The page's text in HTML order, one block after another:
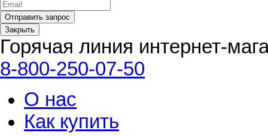
Закрыть
Горячая линия интернет-
8-800-250-07-50
О нас
Как купить